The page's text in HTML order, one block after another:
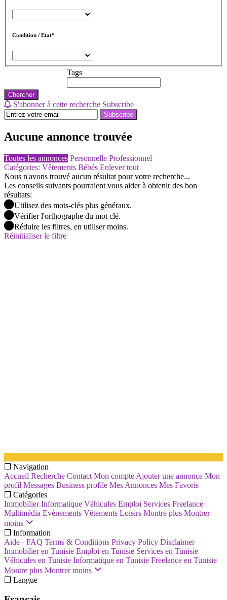
Condition / Etat*
Tags
Chercher
S'abonner à cette recherche Subscribe
Subscribe
Aucune annonce trouvée
Toutes les annonces Personnelle Professionnel
Catégories: Vêtements Bébés Enlever tout
Nous n'avons trouvé aucun résultat pour votre recherche...
Les conseils suivants pourraient vous aider à obtenir des bon
résultats:
Utilisez des mots-clés plus généraux.
Vérifier l'orthographe du mot clé.
Réduire les filtres, en utiliser moins.
Réinitialiser le filtre
❐ Navigation
Accueil Recherche Contact Mon compte Ajouter une annonce Mon
profil Messages Business profile Mes Annonces Mes Favoris
❐ Catégories
Immobilier Informatique Véhicules Emploi Services Freelance
Multimédia Evènements Vêtements Loisirs Montre plus Montrer
moins
❐ Information
Aide - FAQ Terms & Conditions Privacy Policy Disclaimer
Immobilier en Tunisie Emploi en Tunisie Services en Tunisie
Véhicules en Tunisie Informatique en Tunisie Freelance en Tunisie
Montre plus Montrer moins
❐ Langue